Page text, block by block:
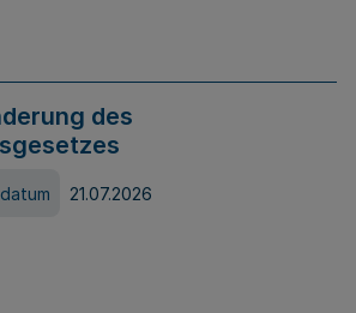
des
21.07.2026